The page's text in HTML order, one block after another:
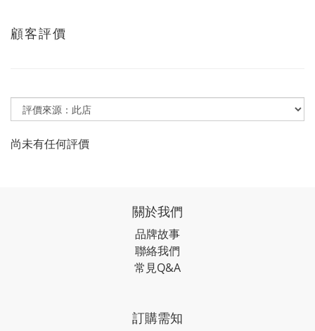
顧客評價
尚未有任何評價
關於我們
品牌故事
聯絡我們
常見Q&A
訂購需知